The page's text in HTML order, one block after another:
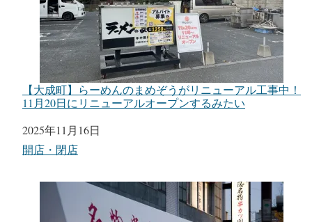
【大成町】らーめんのまめぞうがリニューアル工事中！
11月20日にリニューアルオープンするみたい
日付
2025年11月16日
関連理由
開店・閉店